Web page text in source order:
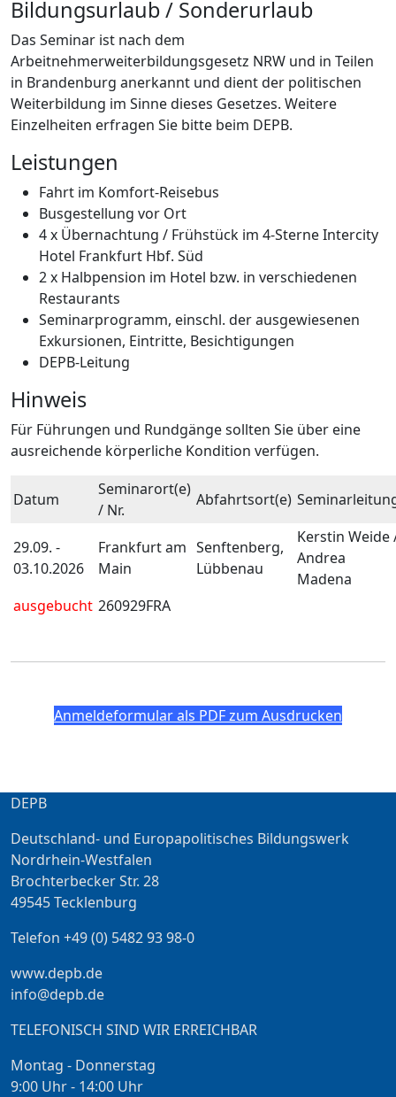
Bildungsurlaub / Sonderurlaub
Das Seminar ist nach dem
Arbeitnehmerweiterbildungsgesetz NRW und in Teilen
in Brandenburg anerkannt und dient der politischen
Weiterbildung im Sinne dieses Gesetzes. Weitere
Einzelheiten erfragen Sie bitte beim DEPB.
Leistungen
Fahrt im Komfort-Reisebus
Busgestellung vor Ort
4 x Übernachtung / Frühstück im 4-Sterne Intercity
Hotel Frankfurt Hbf. Süd
2 x Halbpension im Hotel bzw. in verschiedenen
Restaurants
Seminarprogramm, einschl. der ausgewiesenen
Exkursionen, Eintritte, Besichtigungen
DEPB-Leitung
Hinweis
Für Führungen und Rundgänge sollten Sie über eine
ausreichende körperliche Kondition verfügen.
Datum
Seminarort(e)
/ Nr.
Abfahrtsort(e)
29.09. -
03.10.2026
Frankfurt am
Main
Senftenberg,
Lübbenau
Kerstin Weide
Andrea
Madena
ausgebucht 260929FRA
Anmeldeformular als PDF zum Ausdrucken
DEPB
Deutschland- und Europapolitisches Bildungswerk
Nordrhein-Westfalen
Brochterbecker Str. 28
49545 Tecklenburg
Telefon +49 (0) 5482 93 98-0
www.depb.de
info@depb.de
TELEFONISCH SIND WIR ERREICHBAR
Montag - Donnerstag
9:00 Uhr - 14:00 Uhr